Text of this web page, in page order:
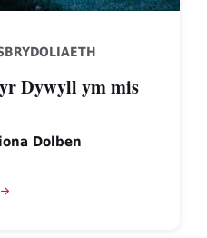
Dywyll ym mis
Dolben